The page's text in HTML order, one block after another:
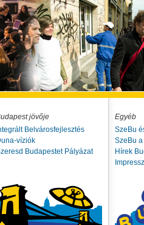
jövője
Belvárosfejlesztés
víziók
Budapestet Pályázat
Egyéb
SzeBu
SzeBu
Hírek